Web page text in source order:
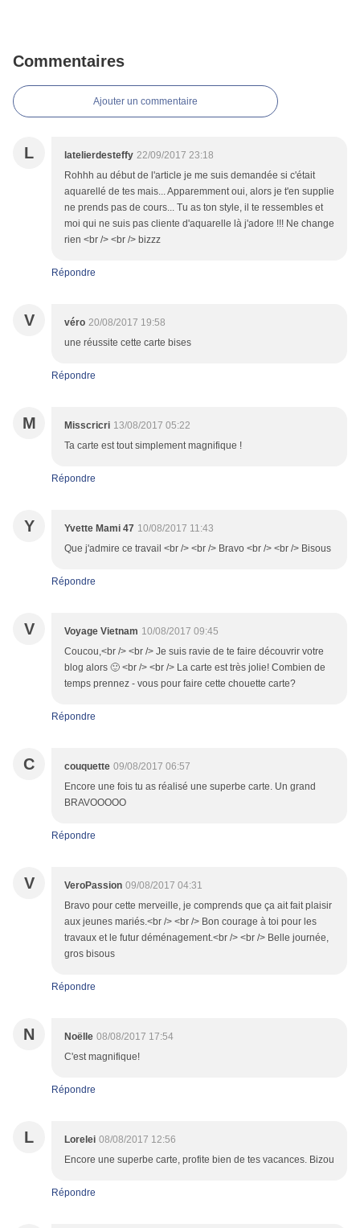
Commentaires
Ajouter un commentaire
L latelierdesteffy 22/09/2017 23:18
Rohhh au début de l'article je me suis demandée si c'était
aquarellé de tes mais... Apparemment oui, alors je t'en supplie
ne prends pas de cours... Tu as ton style, il te ressembles et
moi qui ne suis pas cliente d'aquarelle là j'adore !!! Ne change
rien <br /> <br /> bizzz
Répondre
V véro 20/08/2017 19:58
une réussite cette carte bises
Répondre
M Misscricri 13/08/2017 05:22
Ta carte est tout simplement magnifique !
Répondre
Y Yvette Mami 47 10/08/2017 11:43
Que j'admire ce travail <br /> <br /> Bravo <br /> <br /> Bisous
Répondre
V Voyage Vietnam 10/08/2017 09:45
Coucou,<br /> <br /> Je suis ravie de te faire découvrir votre
blog alors 🙂 <br /> <br /> La carte est très jolie! Combien de
temps prennez - vous pour faire cette chouette carte?
Répondre
C couquette 09/08/2017 06:57
Encore une fois tu as réalisé une superbe carte. Un grand
BRAVOOOOO
Répondre
V VeroPassion 09/08/2017 04:31
Bravo pour cette merveille, je comprends que ça ait fait plaisir
aux jeunes mariés.<br /> <br /> Bon courage à toi pour les
travaux et le futur déménagement.<br /> <br /> Belle journée,
gros bisous
Répondre
N Noëlle 08/08/2017 17:54
C'est magnifique!
Répondre
L Lorelei 08/08/2017 12:56
Encore une superbe carte, profite bien de tes vacances. Bizou
Répondre